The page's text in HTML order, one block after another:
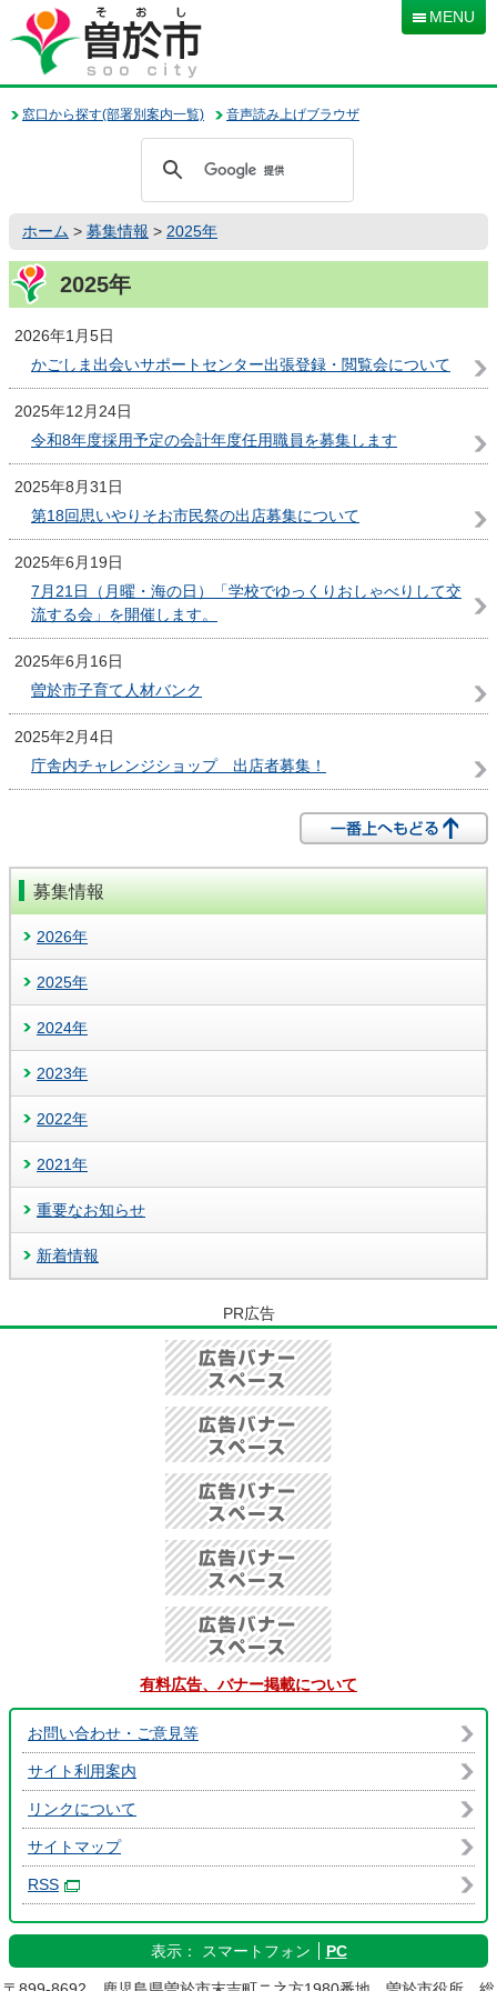
本
文
移
動
音声読み上げブラウザ
窓口から探す(部署別案内一覧)
MENU
ホーム > 募集情報 > 2025年
2025年
2026年1月5日
かごしま出会いサポートセンター出張登録・閲覧会について
2025年12月24日
令和8年度採用予定の会計年度任用職員を募集します
2025年8月31日
第18回思いやりそお市民祭の出店募集について
2025年6月19日
7月21日（月曜・海の日）「学校でゆっくりおしゃべりして交
流する会」を開催します。
2025年6月16日
曽於市子育て人材バンク
2025年2月4日
庁舎内チャレンジショップ 出店者募集！
募集情報
2026年
2025年
2024年
2023年
2022年
2021年
重要なお知らせ
新着情報
PR広告
有料広告、バナー掲載について
お問い合わせ・ご意見等
サイト利用案内
リンクについて
サイトマップ
RSS
表示： スマートフォン PC